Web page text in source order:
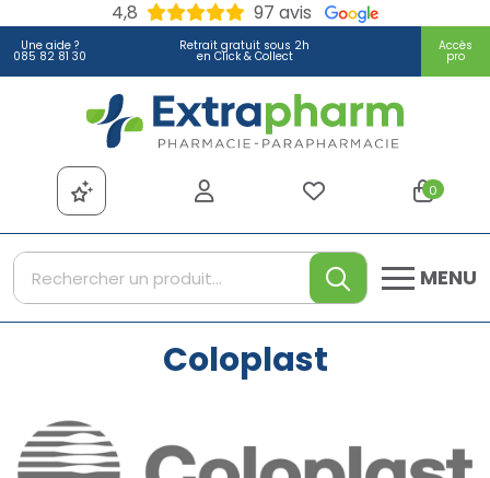
4,8 97 avis
Une aide ?
085 82 81 30
Retrait gratuit sous 2h
en Click & Collect
Accès
pro
Extrapharm Votre
0
MENU
Coloplast